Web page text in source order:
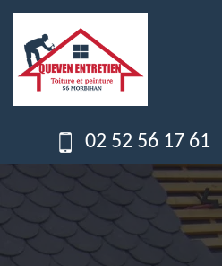
02 52 56 17 61